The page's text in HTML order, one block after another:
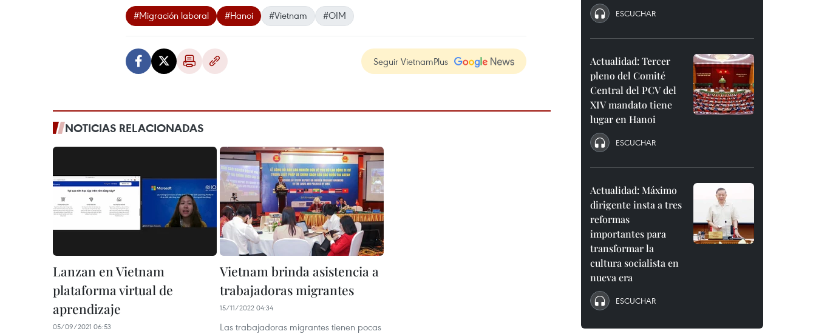
#Migración laboral #Hanoi #Vietnam #OIM
Seguir VietnamPlus
NOTICIAS RELACIONADAS
Lanzan en Vietnam
plataforma virtual de
aprendizaje
05/09/2021 06:53
Vietnam brinda asistencia a
trabajadoras migrantes
15/11/2022 04:34
Las trabajadoras migrantes tienen pocas
ESCUCHAR
Actualidad: Tercer
pleno del Comité
Central del PCV del
XIV mandato tiene
lugar en Hanoi
ESCUCHAR
Actualidad: Máximo
dirigente insta a tres
reformas
importantes para
transformar la
cultura socialista en
nueva era
ESCUCHAR